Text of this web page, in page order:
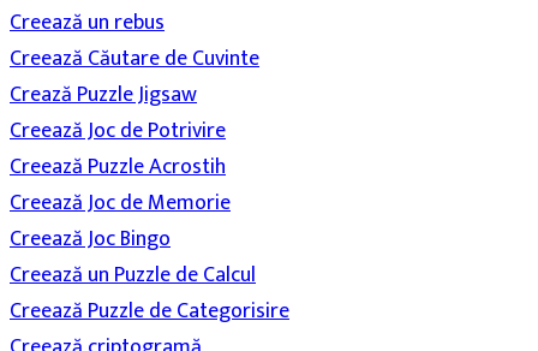
Creează un rebus
Creează Căutare de Cuvinte
Crează Puzzle Jigsaw
Creează Joc de Potrivire
Creează Puzzle Acrostih
Creează Joc de Memorie
Creează Joc Bingo
Creează un Puzzle de Calcul
Creează Puzzle de Categorisire